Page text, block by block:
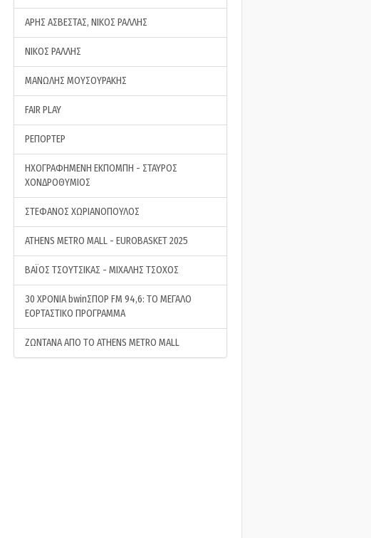
ΑΡΗΣ ΑΣΒΕΣΤΑΣ, ΝΙΚΟΣ ΡΑΛΛΗΣ
ΝΙΚΟΣ ΡΑΛΛΗΣ
ΜΑΝΩΛΗΣ ΜΟΥΣΟΥΡΑΚΗΣ
FAIR PLAY
ΡΕΠΟΡΤΕΡ
ΗΧΟΓΡΑΦΗΜΕΝΗ ΕΚΠΟΜΠΗ - ΣΤΑΥΡΟΣ
ΧΟΝΔΡΟΘΥΜΙΟΣ
ΣΤΕΦΑΝΟΣ ΧΩΡΙΑΝΟΠΟΥΛΟΣ
ATHENS METRO MALL - EUROBASKET 2025
ΒΑΪΟΣ ΤΣΟΥΤΣΙΚΑΣ - ΜΙΧΑΛΗΣ ΤΣΟΧΟΣ
30 ΧΡΟΝΙΑ bwinΣΠΟΡ FM 94,6: ΤΟ ΜΕΓΑΛΟ
ΕΟΡΤΑΣΤΙΚΟ ΠΡΟΓΡΑΜΜΑ
ΖΩΝΤΑΝΑ ΑΠΟ ΤΟ ATHENS METRO MALL